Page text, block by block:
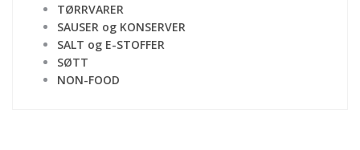
TØRRVARER
SAUSER og KONSERVER
SALT og E-STOFFER
SØTT
NON-FOOD